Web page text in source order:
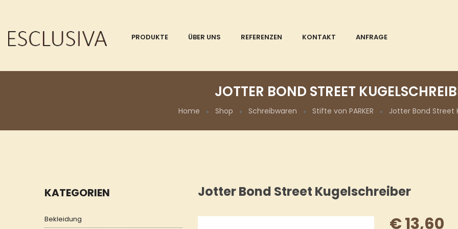
PRODUKTE ÜBER UNS REFERENZEN KONTAKT ANFRAGE
JOTTER BOND STREET
Home Shop Schreibwaren Stifte von PARKER Jotter Bond Street
KATEGORIEN
Bekleidung
Jotter Bond Street Kugelschreiber
€13,60